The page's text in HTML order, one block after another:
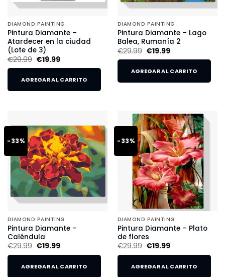
DIAMOND PAINTING
Pintura Diamante –
Atardecer en la ciudad
(Lote de 3)
€29.99 €19.99
AGREGAR AL CARRITO
DIAMOND PAINTING
Pintura Diamante – Lago
Balea, Rumanía 2
€29.99 €19.99
AGREGAR AL CARRITO
-33%
DIAMOND PAINTING
Pintura Diamante –
Caléndula
€29.99 €19.99
AGREGAR AL CARRITO
-33%
DIAMOND PAINTING
Pintura Diamante – Plato
de flores
€29.99 €19.99
AGREGAR AL CARRITO